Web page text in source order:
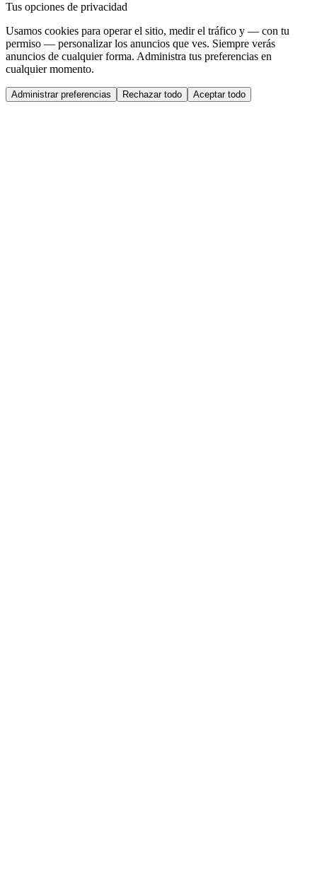
Tus opciones de privacidad
Usamos cookies para operar el sitio, medir el tráfico y — con tu
permiso — personalizar los anuncios que ves. Siempre verás
anuncios de cualquier forma. Administra tus preferencias en
cualquier momento.
Administrar preferencias Rechazar todo Aceptar todo